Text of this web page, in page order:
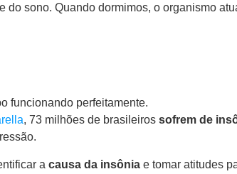
do sono. Quando dormimos, o organismo
funcionando perfeitamente.
, 73 milhões de brasileiros sofrem de
a causa da insônia e tomar atitudes